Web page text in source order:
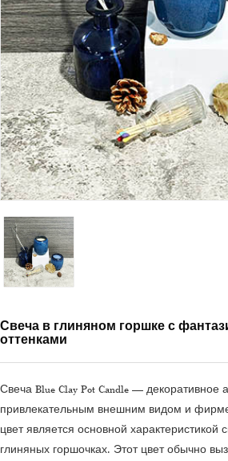
Свеча в глиняном горшке с
оттенками
Свеча Blue Clay Pot Candle — декоративное
привлекательным внешним видом и
цвет является основной характеристикой
глиняных горшочках. Этот цвет обычно